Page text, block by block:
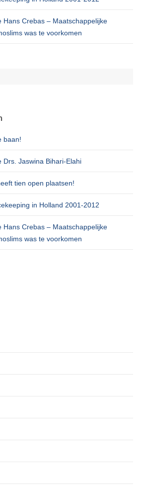
Hans Crebas – Maatschappelijke
was te voorkomen
baan!
Drs. Jaswina Bihari-Elahi
tien open plaatsen!
in Holland 2001-2012
Hans Crebas – Maatschappelijke
was te voorkomen